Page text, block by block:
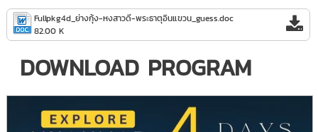
Fullpkg4d_ย่างกุ้ง-หงสาวดี-พระธาตุอินแขวน_guess.doc
82.00 K
DOWNLOAD PROGRAM